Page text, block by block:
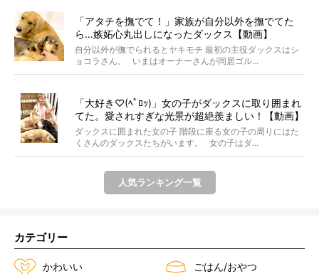
「アタチを撫でて！」家族が自分以外を撫でてた
ら…嫉妬心丸出しになったダックス【動画】
自分以外が撫でられるとヤキモチ 最初の主役ダックスはシ
ョコラさん。 いまはオーナーさんが同居ゴル...
「大好き♡(ﾍﾟﾛｯ)」女の子がダックスに取り囲まれ
てた。愛されすぎな光景が超絶羨ましい！【動画】
ダックスに囲まれた女の子 階段に座る女の子の周りにはた
くさんのダックスたちがいます。 女の子はダ...
人気ランキング一覧
カテゴリー
かわいい ごはん/おやつ